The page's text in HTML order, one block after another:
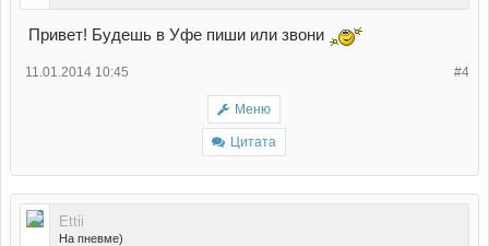
Привет! Будешь в Уфе пиши или звони
#4
11.01.2014 10:45
Меню
Цитата
Ettii
На пневме)